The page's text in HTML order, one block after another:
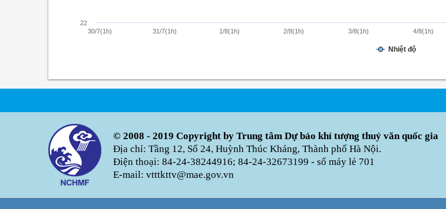
Nhiệt độ
30/7(1h) 31/7(1h) 1/8(1h) 2/8(1h) 3/8(1h) 4/8(1h)
22
© 2008 - 2019 Copyright by Trung tâm Dự báo khí tượng thuỷ văn quốc gia
Địa chỉ: Tầng 12, Số 24, Huỳnh Thúc Kháng, Thành phố Hà Nội.
Điện thoại: 84-24-38244916; 84-24-32673199 - số máy lẻ 701
E-mail: vtttkttv@mae.gov.vn